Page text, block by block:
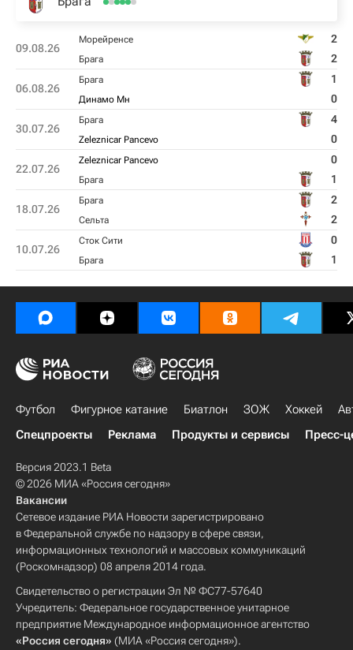
09.08.26
Морейренсе 2
Брага 2
06.08.26
Брага 1
Динамо Мн 0
30.07.26
Брага 4
Zeleznicar Pancevo 0
22.07.26
Zeleznicar Pancevo 0
Брага 1
18.07.26
Брага 2
Сельта 2
10.07.26
Сток Сити 0
Брага 1
Футбол Фигурное катание Биатлон ЗОЖ Хоккей
Спецпроекты
Реклама Продукты и сервисы Пресс-
Версия 2023.1 Beta
© 2026 МИА «Россия сегодня»
Вакансии
Сетевое издание РИА Новости зарегистрировано
в Федеральной службе по надзору в сфере связи,
информационных технологий и массовых коммуникаций
(Роскомнадзор) 08 апреля 2014 года.
Свидетельство о регистрации Эл № ФС77-57640
Учредитель: Федеральное государственное унитарное
предприятие Международное информационное агентство
«Россия сегодня» (МИА «Россия сегодня»).